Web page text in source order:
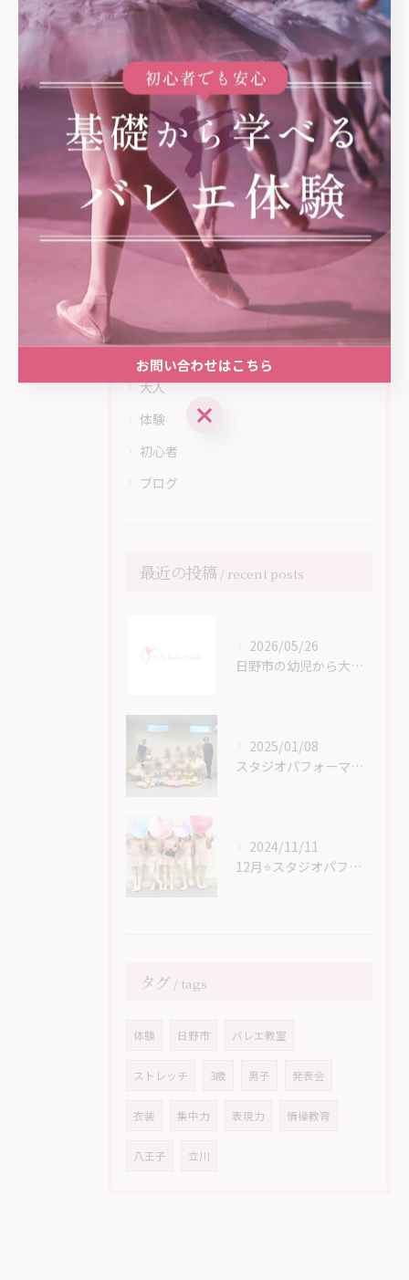
き合いながら丁寧に進めていくバレエのレ
ッスン風景や、コンクールに出場した生徒
様の様子など、当バレエスタジオのブログ
に掲載いたします。
2024年1月から日野市に開校する明るいス
タジオで、幼児から大人まで一人ひとりに
合わせて丁寧に指導してまいります。
カテゴリー categories
全てのカテゴリー
幼児
小学生
大人
体験
初心者
ブログ
最近の投稿 recent posts
2026/05/26
日野市の幼児から大人までのバレエ教室 Perle Ballet Studioのホームページがリニューアル！
2025/01/08
スタジオパフォーマンス無事終了しました！
2024/11/11
12月⭐スタジオパフォーマンスに向けて⭐
タグ tags
体験 日野市 バレエ教室
ストレッチ 3歳 男子 発表会
衣装 集中力 表現力 情操教育
八王子 立川
お問い合わせはこちら